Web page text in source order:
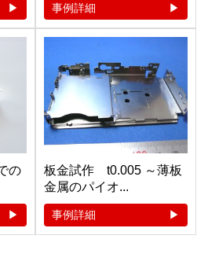
事例詳細
の
板金試作 t0.005 ～薄板
金属のパイオ...
事例詳細